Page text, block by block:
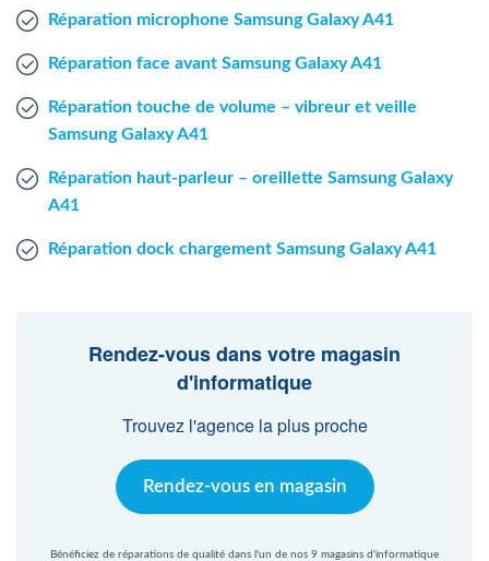
Réparation microphone Samsung Galaxy A41
Réparation face avant Samsung Galaxy A41
Réparation touche de volume – vibreur et veille
Samsung Galaxy A41
Réparation haut-parleur – oreillette Samsung Galaxy
A41
Réparation dock chargement Samsung Galaxy A41
Rendez-vous dans votre magasin
d'informatique
Trouvez l'agence la plus proche
Rendez-vous en magasin
Bénéficiez de réparations de qualité dans l'un de nos 9 magasins d'informatique